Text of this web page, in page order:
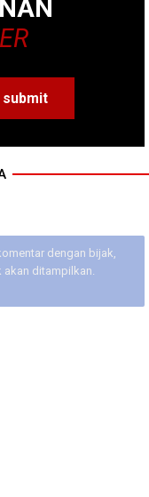
dengan bijak,
akan ditampilkan.